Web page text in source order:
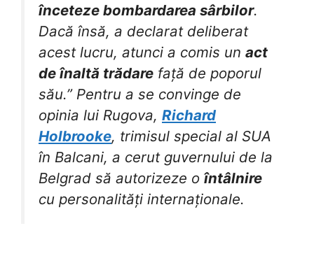
înceteze bombardarea sârbilor.
Dacă însă, a declarat deliberat
acest lucru, atunci a comis un act
de înaltă trădare față de poporul
său.” Pentru a se convinge de
opinia lui Rugova, Richard
Holbrooke, trimisul special al SUA
în Balcani, a cerut guvernului de la
Belgrad să autorizeze o întâlnire
cu personalități internaționale.